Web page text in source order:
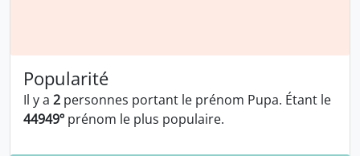
Popularité
Il y a 2 personnes portant le prénom Pupa. Étant le
44949º prénom le plus populaire.